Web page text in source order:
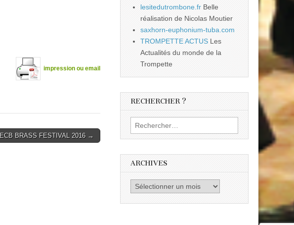
impression ou email
ECB BRASS FESTIVAL 2016 →
lesitedutrombone.fr Belle
réalisation de Nicolas Moutier
saxhorn-euphonium-tuba.com
TROMPETTE ACTUS Les
Actualités du monde de la
Trompette
RECHERCHER ?
Rechercher :
ARCHIVES
Archives